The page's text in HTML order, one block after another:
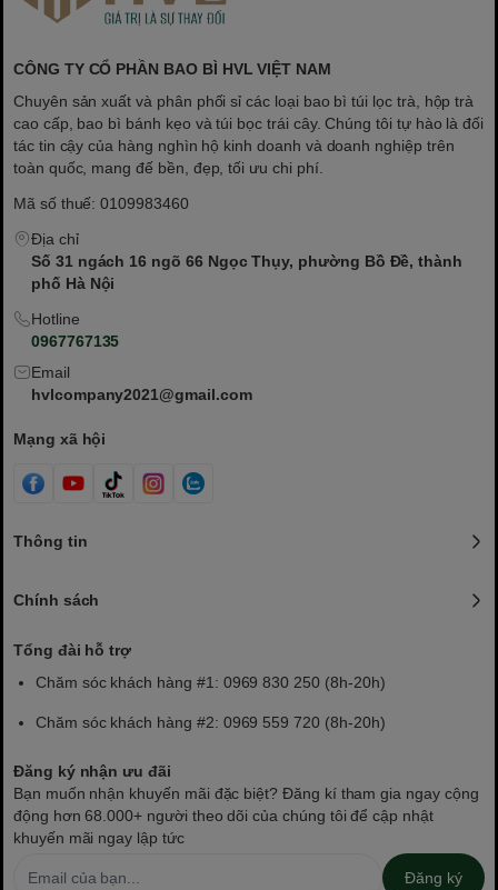
CÔNG TY CỔ PHẦN BAO BÌ HVL VIỆT NAM
Chuyên sản xuất và phân phối sỉ các loại bao bì túi lọc trà, hộp trà
cao cấp, bao bì bánh kẹo và túi bọc trái cây. Chúng tôi tự hào là đối
tác tin cậy của hàng nghìn hộ kinh doanh và doanh nghiệp trên
toàn quốc, mang đế bền, đẹp, tối ưu chi phí.
Mã số thuế: 0109983460
Địa chỉ
Số 31 ngách 16 ngõ 66 Ngọc Thụy, phường Bồ Đề, thành
phố Hà Nội
Hotline
0967767135
Email
hvlcompany2021@gmail.com
Mạng xã hội
Thông tin
Chính sách
Tổng đài hỗ trợ
Chăm sóc khách hàng #1: 0969 830 250 (8h-20h)
Chăm sóc khách hàng #2: 0969 559 720 (8h-20h)
Đăng ký nhận ưu đãi
Bạn muốn nhận khuyến mãi đặc biệt? Đăng kí tham gia ngay cộng
động hơn 68.000+ người theo dõi của chúng tôi để cập nhật
khuyến mãi ngay lập tức
Đăng ký